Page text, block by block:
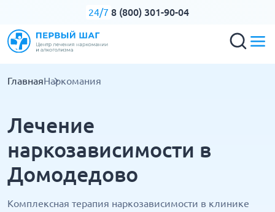
24/7 8 (800) 301-90-04
ГлавнаяНаркомания
Лечение
наркозависимости в
Домодедово
Комплексная терапия наркозависимости в клинике